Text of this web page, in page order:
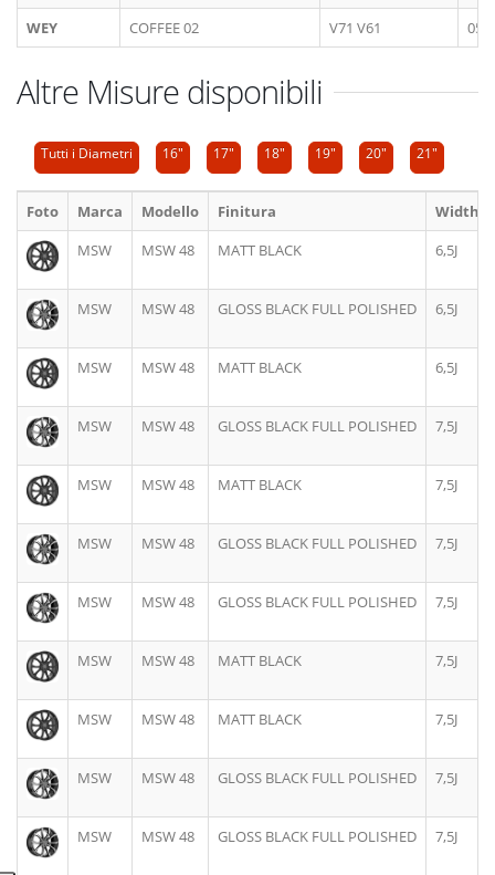
WEY
COFFEE 02 V71 V61 05/
Altre Misure disponibili
Tutti i Diametri 16" 17" 18" 19" 20" 21"
Foto Marca Modello Finitura
Width
MSW
MSW 48 MATT BLACK 6,5J
MSW MSW 48 GLOSS BLACK FULL POLISHED 6,5J
MSW MSW 48 MATT BLACK 6,5J
MSW MSW 48 GLOSS BLACK FULL POLISHED 7,5J
MSW MSW 48 MATT BLACK 7,5J
MSW MSW 48 GLOSS BLACK FULL POLISHED 7,5J
MSW MSW 48 GLOSS BLACK FULL POLISHED 7,5J
MSW MSW 48 MATT BLACK 7,5J
MSW MSW 48 MATT BLACK 7,5J
MSW MSW 48 GLOSS BLACK FULL POLISHED 7,5J
MSW MSW 48 GLOSS BLACK FULL POLISHED 7,5J